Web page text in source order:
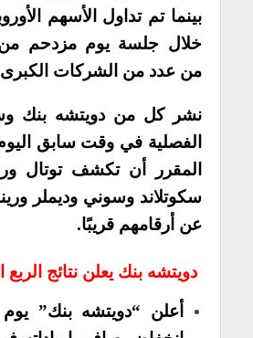
بينما تم تداول الأسهم
خلال جلسة يوم مزدحم من
من عدد من الشركات
نشر كل من دويتشه بنك
الفصلية في وقت سابق
المقرر أن تكشف توتال
سكوتلاند وسوني وديملر
عن أرقامهم قريبًا.
دويتشه بنك يعلن نتائج الربع
أعلن “دويتشه بنك”